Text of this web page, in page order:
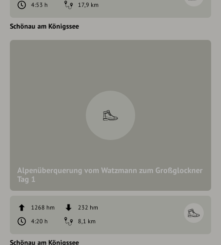
4:53 h
17,9 km
Schönau am Königssee
Alpenüberquerung vom Watzmann zum Großglockner
Tag 1
1268 hm
232 hm
4:20 h
8,1 km
Schönau am Königssee